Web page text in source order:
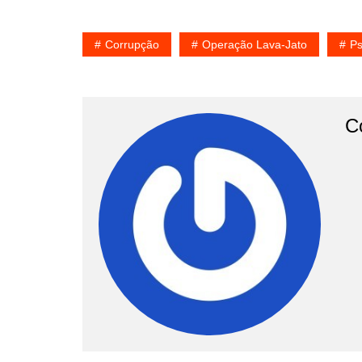
Corrupção Operação Lava-Jato